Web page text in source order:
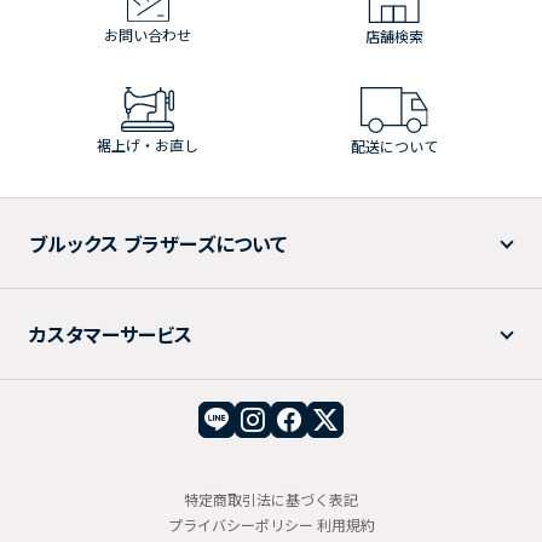
お問い合わせ 店舗検索
裾上げ・お直し 配送について
ブルックス ブラザーズについて
カスタマーサービス
特定商取引法に基づく表記
プライバシーポリシー 利用規約